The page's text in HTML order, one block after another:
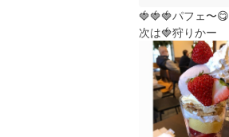
🍓🍓🍓パフェ〜😋
次は🍓狩りかー